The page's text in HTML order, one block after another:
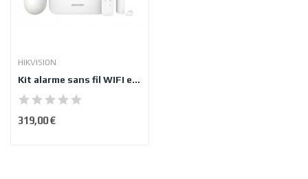
HIKVISION
Kit alarme sans fil WIFI et 4G jusqu'à 96 zones...
319,00 €